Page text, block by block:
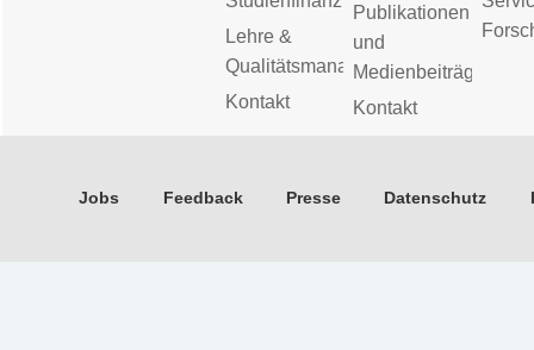
Lehre &
Qualitätsmanagement
Kontakt
Publikationen
und
Medienbeiträge
Kontakt
Jobs Feedback Presse Datenschutz